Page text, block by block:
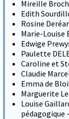
Mireille
Edith
Rosine
Marie-Louise
Edwige
Paulette
Caroline et
Claudie
Emma de
Marguerite
Louise
pédagogique